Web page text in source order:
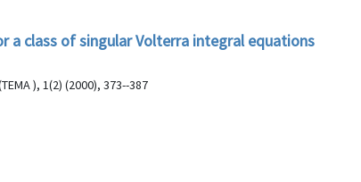
class of singular Volterra integral equations
), 1(2) (2000), 373--387